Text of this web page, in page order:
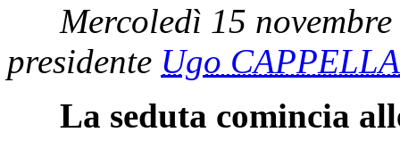
Mercoledì 15
presidente Ugo
La seduta comincia